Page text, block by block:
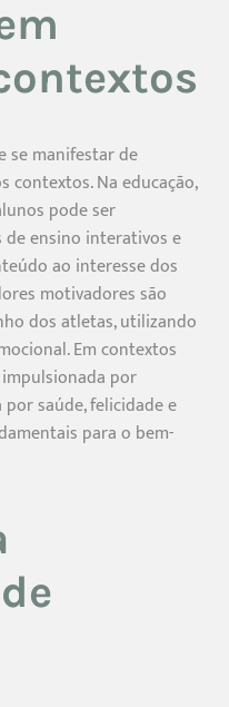
se manifestar de
contextos. Na educação,
pode ser
ensino interativos e
ao interesse dos
motivadores são
dos atletas, utilizando
Em contextos
por
saúde, felicidade e
para o bem-